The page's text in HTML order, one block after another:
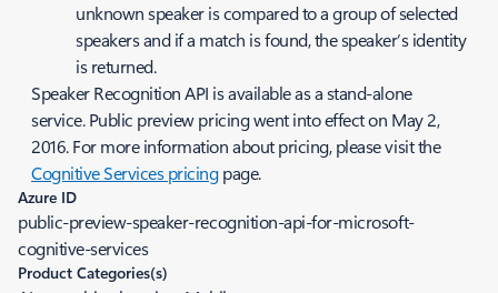
unknown speaker is compared to a group of selected
speakers and if a match is found, the speaker’s identity
is returned.
Speaker Recognition API is available as a stand-alone
service. Public preview pricing went into effect on May 2,
2016. For more information about pricing, please visit the
Cognitive Services pricingpage.
Azure ID
public-preview-speaker-recognition-api-for-microsoft-
cognitive-services
Product Categories(s)